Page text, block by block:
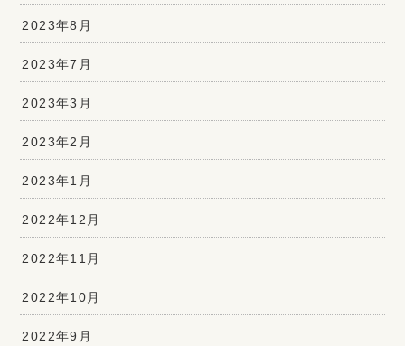
2023年8月
2023年7月
2023年3月
2023年2月
2023年1月
2022年12月
2022年11月
2022年10月
2022年9月